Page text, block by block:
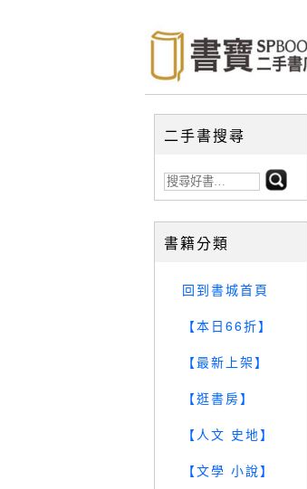
二手書搜尋
書籍分類
回到書城首頁
【本日66折】
【最新上架】
【逛書房】
【人文 史地】
【文學 小說】